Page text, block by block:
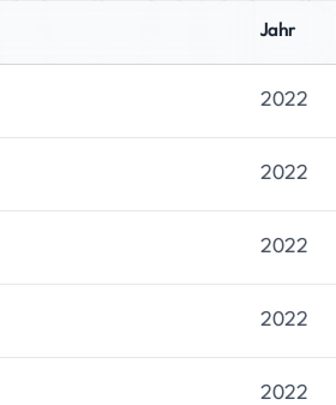
Jahr
2022
2022
2022
2022
2022